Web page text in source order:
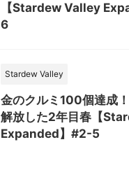
【Stardew Valley
6
Stardew Valley
金のクルミ100個達成
解放した2年目春【
Expanded】#2-5